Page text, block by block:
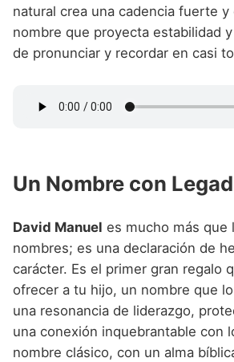
natural crea una cadencia fuerte y
nombre que proyecta estabilidad
de pronunciar y recordar en casi
Un Nombre con
David Manuel es mucho más que
nombres; es una declaración de
carácter. Es el primer gran regalo
ofrecer a tu hijo, un nombre que
una resonancia de liderazgo,
una conexión inquebrantable con
nombre clásico, con un alma